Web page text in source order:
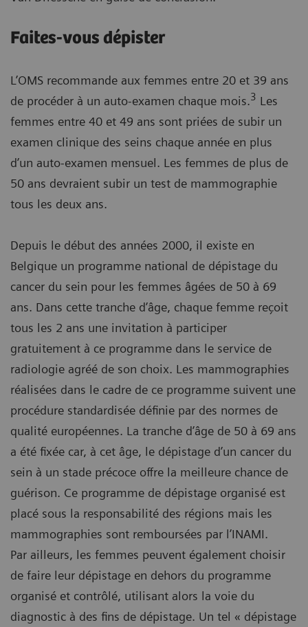
Faites-vous dépister
L’OMS recommande aux femmes entre 20 et 39 ans
de procéder à un auto-examen chaque mois.3 Les
femmes entre 40 et 49 ans sont priées de subir un
examen clinique des seins chaque année en plus
d’un auto-examen mensuel. Les femmes de plus de
50 ans devraient subir un test de mammographie
tous les deux ans.
Depuis le début des années 2000, il existe en
Belgique un programme national de dépistage du
cancer du sein pour les femmes âgées de 50 à 69
ans. Dans cette tranche d’âge, chaque femme reçoit
tous les 2 ans une invitation à participer
gratuitement à ce programme dans le service de
radiologie agréé de son choix. Les mammographies
réalisées dans le cadre de ce programme suivent une
procédure standardisée définie par des normes de
qualité européennes. La tranche d’âge de 50 à 69 ans
a été fixée car, à cet âge, le dépistage d’un cancer du
sein à un stade précoce offre la meilleure chance de
guérison. Ce programme de dépistage organisé est
placé sous la responsabilité des régions mais les
mammographies sont remboursées par l’INAMI.
Par ailleurs, les femmes peuvent également choisir
de faire leur dépistage en dehors du programme
organisé et contrôlé, utilisant alors la voie du
diagnostic à des fins de dépistage. Un tel « dépistage